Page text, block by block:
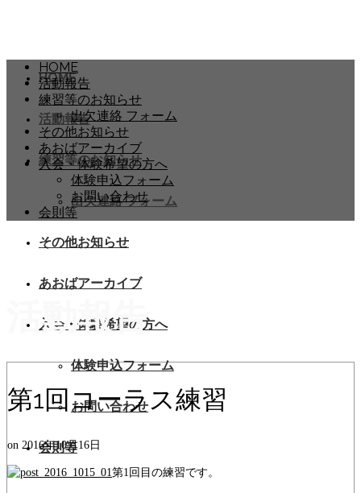
HOME
活動報告
練習等のお知らせ
出欠連絡 フォーム
その他お知らせ
あおばアーカイブ
入会・体験希望の方へ
体験申込フォーム
お問い合わせ
会則等
HOME
活動報告
練習等のお知らせ
出欠連絡 フォーム
その他お知らせ
あおばアーカイブ
入会・体験希望の方へ
体験申込フォーム
お問い合わせ
会則等
活動報告
第1回コーラス練習
on 2016年10月16日
第1回目の練習です。